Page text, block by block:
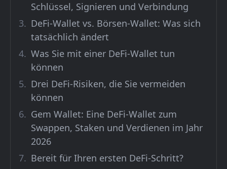
Schlüssel, Signieren und Verbindung
DeFi-Wallet vs. Börsen-Wallet: Was sich
tatsächlich ändert
Was Sie mit einer DeFi-Wallet tun
können
Drei DeFi-Risiken, die Sie vermeiden
können
Gem Wallet: Eine DeFi-Wallet zum
Swappen, Staken und Verdienen im Jahr
2026
Bereit für Ihren ersten DeFi-Schritt?